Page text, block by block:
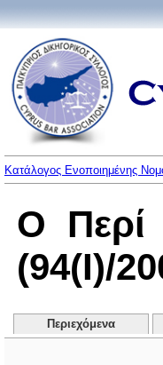
Κατάλογος Ενοποιημένης
Ο Περί
(94(I)/
Περιεχόμενα